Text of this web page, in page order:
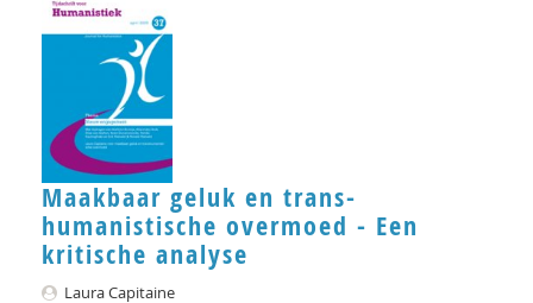
Maakbaar geluk en trans-
humanistische overmoed - Een
kritische analyse
Laura Capitaine